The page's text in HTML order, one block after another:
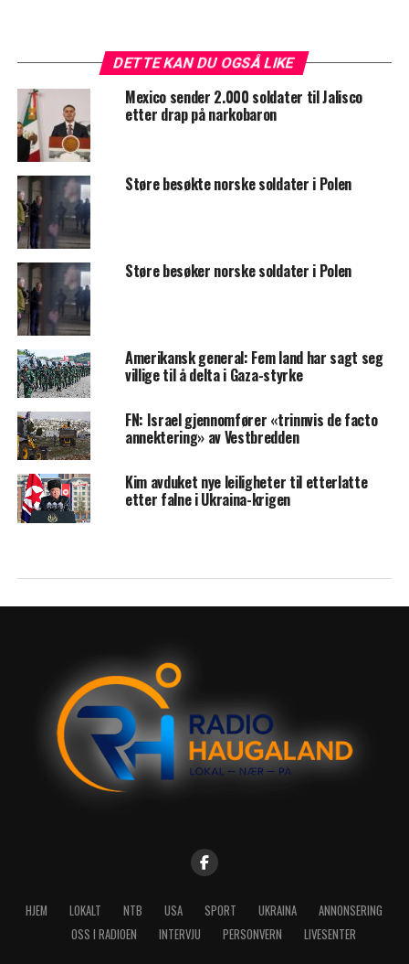
DETTE KAN DU OGSÅ LIKE
Mexico sender 2.000 soldater til Jalisco
etter drap på narkobaron
Støre besøkte norske soldater i Polen
Støre besøker norske soldater i Polen
Amerikansk general: Fem land har sagt seg
villige til å delta i Gaza-styrke
FN: Israel gjennomfører «trinnvis de facto
annektering» av Vestbredden
Kim avduket nye leiligheter til etterlatte
etter falne i Ukraina-krigen
HJEM LOKALT NTB USA SPORT UKRAINA
ANNONSERING
OSS I RADIOEN
INTERVJU PERSONVERN LIVESENTER